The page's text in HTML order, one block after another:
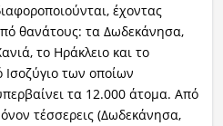
έχοντας
θανάτους: τα Δωδεκάνησα,
το Ηράκλειο και το
Ισοζύγιο των οποίων
τα 12.000 άτομα. Από
τέσσερεις (Δωδεκάνησα,